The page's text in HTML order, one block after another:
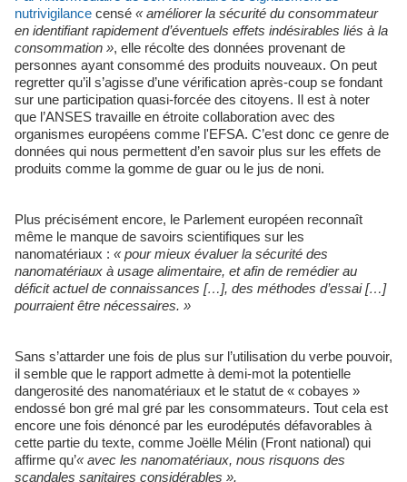
nutrivigilance censé « améliorer la sécurité du consommateur
en identifiant rapidement d’éventuels effets indésirables liés à la
consommation », elle récolte des données provenant de
personnes ayant consommé des produits nouveaux. On peut
regretter qu’il s’agisse d’une vérification après-coup se fondant
sur une participation quasi-forcée des citoyens. Il est à noter
que l’ANSES travaille en étroite collaboration avec des
organismes européens comme l'EFSA. C’est donc ce genre de
données qui nous permettent d’en savoir plus sur les effets de
produits comme la gomme de guar ou le jus de noni.
Plus précisément encore, le Parlement européen reconnaît
même le manque de savoirs scientifiques sur les
nanomatériaux : « pour mieux évaluer la sécurité des
nanomatériaux à usage alimentaire, et afin de remédier au
déficit actuel de connaissances […], des méthodes d’essai […]
pourraient être nécessaires. »
Sans s’attarder une fois de plus sur l’utilisation du verbe pouvoir,
il semble que le rapport admette à demi-mot la potentielle
dangerosité des nanomatériaux et le statut de « cobayes »
endossé bon gré mal gré par les consommateurs. Tout cela est
encore une fois dénoncé par les eurodéputés défavorables à
cette partie du texte, comme Joëlle Mélin (Front national) qui
affirme qu’« avec les nanomatériaux, nous risquons des
scandales sanitaires considérables ».